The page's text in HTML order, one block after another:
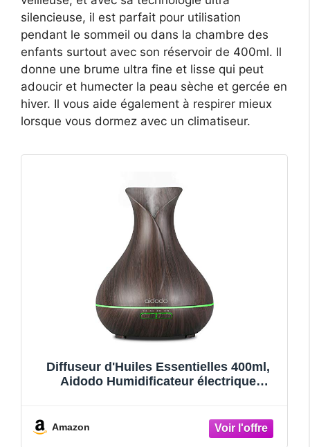
silencieuse, il est parfait pour utilisation
pendant le sommeil ou dans la chambre des
enfants surtout avec son réservoir de 400ml. Il
donne une brume ultra fine et lisse qui peut
adoucir et humecter la peau sèche et gercée en
hiver. Il vous aide également à respirer mieux
lorsque vous dormez avec un climatiseur.
Diffuseur d'Huiles Essentielles 400ml,
Aidodo Humidificateur électrique
Chambre pour bébé. Ultrasons
Humidifier Diffuseur
Amazon